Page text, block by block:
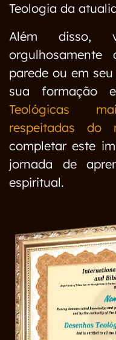
Teologia da
Além disso,
parede ou em
sua formação
Teológicas
respeitadas do
completar este
jornada de
espiritual.